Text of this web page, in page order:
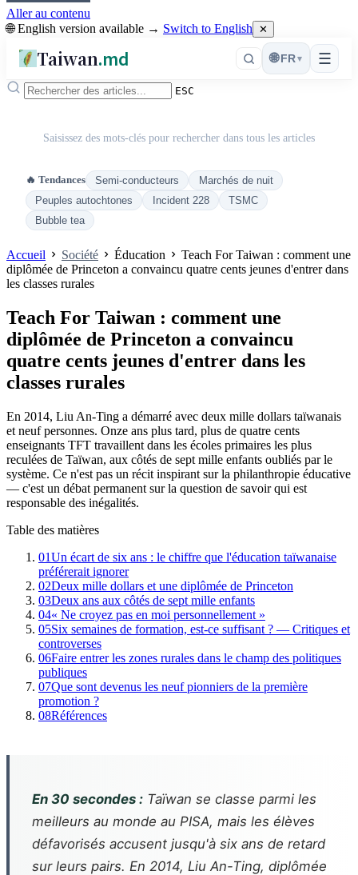
Aller au contenu
🌐 English version available → Switch to English ✕
Taiwan.md ☰
🌐 FR ▾
ESC
Saisissez des mots-clés pour rechercher dans tous les articles
🔥 Tendances Semi-conducteurs
Marchés de nuit
Peuples autochtones
Incident 228
TSMC
Bubble tea
Accueil Société Éducation
Teach For Taiwan : comment une
diplômée de Princeton a convaincu quatre cents jeunes d'entrer dans
les classes rurales
Teach For Taiwan : comment une
diplômée de Princeton a convaincu
quatre cents jeunes d'entrer dans les
classes rurales
En 2014, Liu An-Ting a démarré avec deux mille dollars taïwanais
et neuf personnes. Onze ans plus tard, plus de quatre cents
enseignants TFT travaillent dans les écoles primaires les plus
reculées de Taïwan, aux côtés de sept mille enfants oubliés par le
système. Ce n'est pas un récit inspirant sur la philanthropie éducative
— c'est un débat permanent sur la question de savoir qui est
responsable des inégalités.
Table des matières
01Un écart de six ans : le chiffre que l'éducation taïwanaise
préférerait ignorer
02Deux mille dollars et une diplômée de Princeton
03Deux ans aux côtés de sept mille enfants
04« Ne croyez pas en moi personnellement »
05Six semaines de formation, est-ce suffisant ? — Critiques et
controverses
06Faire entrer les zones rurales dans le champ des politiques
publiques
07Que sont devenus les neuf pionniers de la première
promotion ?
08Références
En 30 secondes : Taïwan se classe parmi les
meilleurs au monde au PISA, mais les élèves
défavorisés accusent jusqu'à six ans de retard
sur leurs pairs. En 2014, Liu An-Ting, diplômée